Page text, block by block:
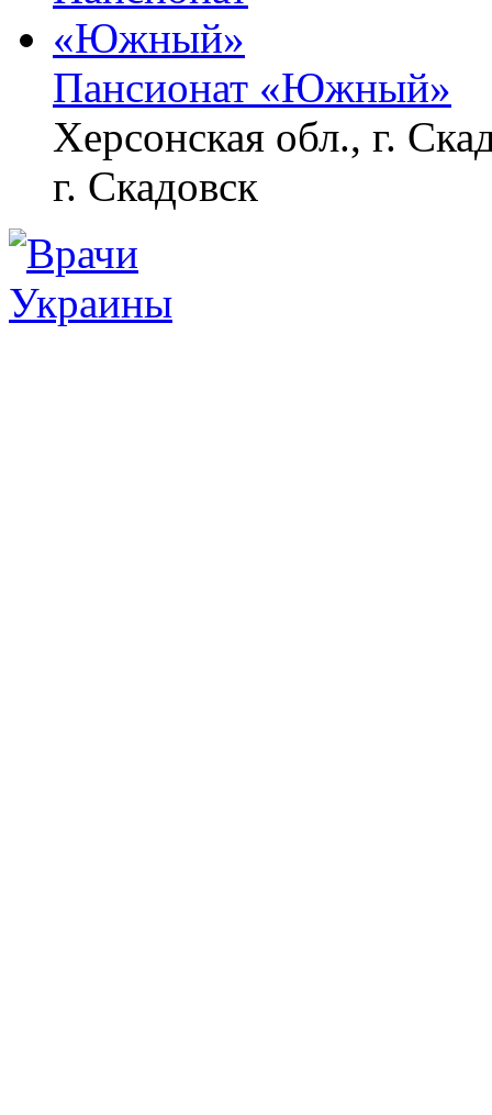
Пансионат «Южный»
Херсонская обл., г.
г. Скадовск